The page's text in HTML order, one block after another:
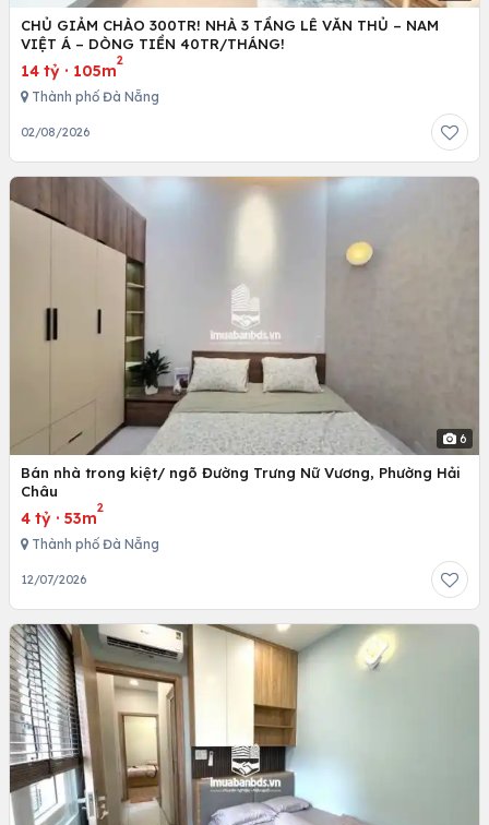
CHỦ GIẢM CHÀO 300TR! NHÀ 3 TẦNG LÊ VĂN THỦ – NAM
VIỆT Á – DÒNG TIỀN 40TR/THÁNG!
14 tỷ · 105m
2
Thành phố Đà Nẵng
02/08/2026
6
Bán nhà trong kiệt/ ngõ Đường Trưng Nữ Vương, Phường Hải
Châu
4 tỷ · 53m
2
Thành phố Đà Nẵng
12/07/2026